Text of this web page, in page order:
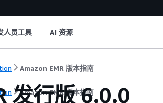
人员工具 AI 资源
Amazon EMR 版本指南
Amazon EMR 版本指南
发行版 6.0.0